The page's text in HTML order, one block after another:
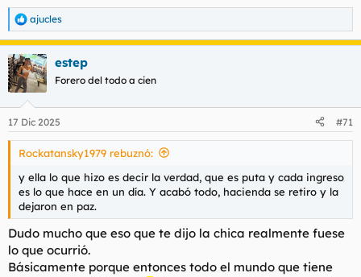
R
e
c
c
i
e
s
ajucles
estep
Forero del todo a cien
17 Dic 2025 #71
Rockatansky1979 rebuznó:
y ella lo que hizo es decir la verdad, que es puta y cada ingreso
es lo que hace en un día. Y acabó todo, hacienda se retiro y la
dejaron en paz.
Dudo mucho que eso que te dijo la chica realmente fuese
lo que ocurrió.
Básicamente porque entonces todo el mundo que tiene